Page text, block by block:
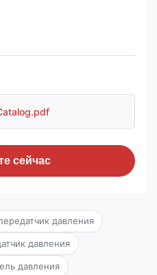
сейчас
давления
давления
давления